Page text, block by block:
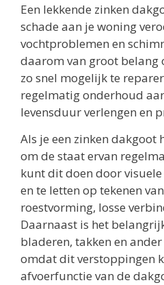
Een lekkende zinken
schade aan je woning
vochtproblemen en
daarom van groot belang
zo snel mogelijk te
regelmatig onderhoud
levensduur verlengen en
Als je een zinken dakgoot
om de staat ervan
kunt dit doen door
en te letten op tekenen
roestvorming, losse
Daarnaast is het
bladeren, takken en
omdat dit verstoppingen
afvoerfunctie van de